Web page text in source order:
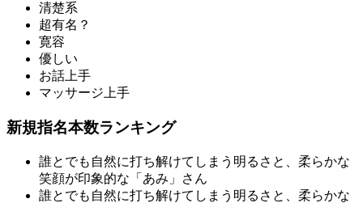
清楚系
超有名？
寛容
優しい
お話上手
マッサージ上手
新規指名本数ランキング
誰とでも自然に打ち解けてしまう明るさと、柔らかな
笑顔が印象的な「あみ」さん
誰とでも自然に打ち解けてしまう明るさと、柔らかな